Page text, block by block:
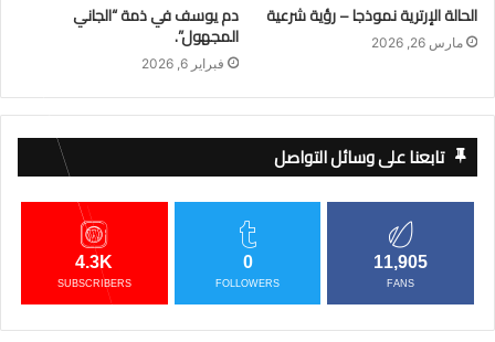
الحالة الإرترية نموذجا – رؤية شرعية
مارس 26, 2026
​دم يوسف في ذمة “الجاني
المجهول”.
فبراير 6, 2026
تابعنا على وسائل التواصل
11,905
FANS
0
FOLLOWERS
4.3K
SUBSCRIBERS